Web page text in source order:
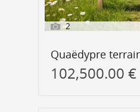
2
Quaëdypre
102,500.00 €